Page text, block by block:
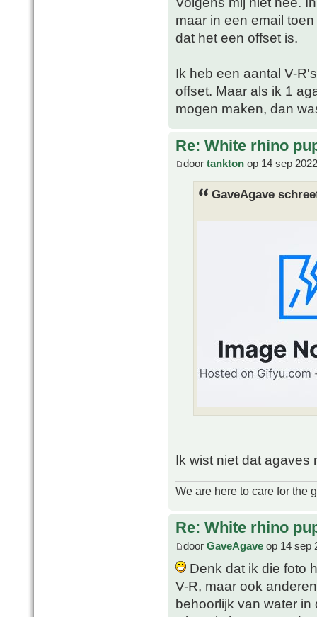
maar in een email
dat het een offset is.
Ik heb een aantal V-
offset. Maar als ik 1
mogen maken, dan
Re: White rhino
door tankton op 14 sep
GaveAgave
Ik wist niet dat
We are here to care for the
Re: White rhino
door GaveAgave op 14 sep
Denk dat ik die foto
V-R, maar ook
behoorlijk van water